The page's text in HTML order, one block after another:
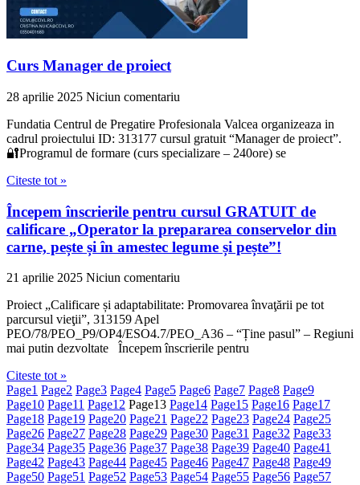
Curs Manager de proiect
28 aprilie 2025 Niciun comentariu
Fundatia Centrul de Pregatire Profesionala Valcea organizeaza in
cadrul proiectului ID: 313177 cursul gratuit “Manager de proiect”.
🔐Programul de formare (curs specializare – 240ore) se
Citeste tot »
Începem înscrierile pentru cursul GRATUIT de
calificare „Operator la prepararea conservelor din
carne, pește și în amestec legume și pește”!
21 aprilie 2025 Niciun comentariu
Proiect „Calificare și adaptabilitate: Promovarea învaţării pe tot
parcursul vieţii”, 313159 Apel
PEO/78/PEO_P9/OP4/ESO4.7/PEO_A36 – “Ține pasul” – Regiuni
mai putin dezvoltate Începem înscrierile pentru
Citeste tot »
Page1 Page2 Page3 Page4 Page5 Page6 Page7 Page8 Page9
Page10 Page11 Page12 Page13 Page14 Page15 Page16 Page17
Page18 Page19 Page20 Page21 Page22 Page23 Page24 Page25
Page26 Page27 Page28 Page29 Page30 Page31 Page32 Page33
Page34 Page35 Page36 Page37 Page38 Page39 Page40 Page41
Page42 Page43 Page44 Page45 Page46 Page47 Page48 Page49
Page50 Page51 Page52 Page53 Page54 Page55 Page56 Page57